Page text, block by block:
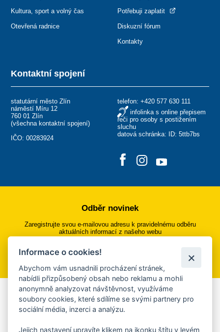
Kontaktní spojení
statutární město Zlín
náměstí Míru 12
760 01 Zlín
(všechna kontaktní spojení)
IČO: 00283924
telefon: +420 577 630 111
infolinka s online přepisem
řeči pro osoby s postižením
sluchu
datová schránka: ID: 5ttb7bs
Kultura, sport a volný čas
Otevřená radnice
Potřebuji zaplatit
Diskuzní fórum
Kontakty
Odběr novinek
Zaregistrujte svou e-mailovou adresu k pravidelnému odběru
aktuálních informací z našeho webu
Přihlásit se k odběru
Aplikace Mobilní rozhlas
Chcete dostávat do svého mobilu či mailu upozornění na
ankety, pozvánky na kulturní a sportovní akce?
Informace o cookies!
Abychom vám usnadnili procházení stránek,
nabídli přizpůsobený obsah nebo reklamu a mohli
anonymně analyzovat návštěvnost, využíváme
soubory cookies, které sdílíme se svými partnery pro
sociální média, inzerci a analýzu.
Jejich nastavení upravíte klikem na ikonku štítu v levém